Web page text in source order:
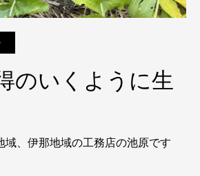
いくように生
域、伊那地域の工務店の池原です